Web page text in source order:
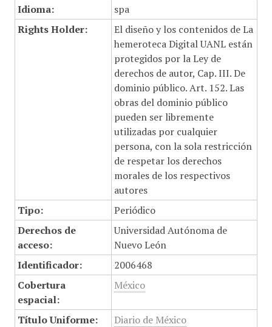
Idioma:
spa
Rights Holder:
El diseño y los contenidos de La
hemeroteca Digital UANL están
protegidos por la Ley de
derechos de autor, Cap. III. De
dominio público. Art. 152. Las
obras del dominio público
pueden ser libremente
utilizadas por cualquier
persona, con la sola restricción
de respetar los derechos
morales de los respectivos
autores
Tipo:
Periódico
Derechos de
acceso:
Universidad Autónoma de
Nuevo León
Identificador:
2006468
Cobertura
espacial:
México
Título Uniforme:
Diario de México